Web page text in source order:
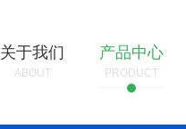
关于我们
ABOUT
产品中心
PRODUCT